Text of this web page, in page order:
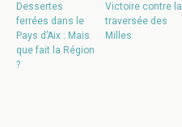
Dessertes
ferrées dans le
Pays d’Aix : Mais
que fait la Région
?
Victoire contre la
traversée des
Milles